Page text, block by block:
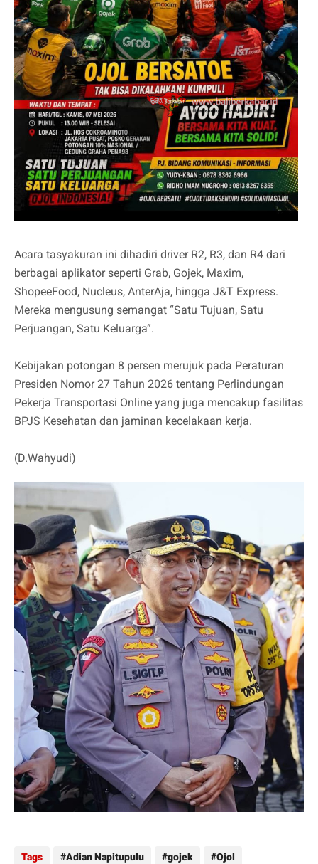
Acara tasyakuran ini dihadiri driver R2, R3, dan R4 dari
berbagai aplikator seperti Grab, Gojek, Maxim,
ShopeeFood, Nucleus, AnterAja, hingga J&T Express.
Mereka mengusung semangat “Satu Tujuan, Satu
Perjuangan, Satu Keluarga”.
Kebijakan potongan 8 persen merujuk pada Peraturan
Presiden Nomor 27 Tahun 2026 tentang Perlindungan
Pekerja Transportasi Online yang juga mencakup fasilitas
BPJS Kesehatan dan jaminan kecelakaan kerja.
(D.Wahyudi)
Tags Adian Napitupulu gojek Ojol